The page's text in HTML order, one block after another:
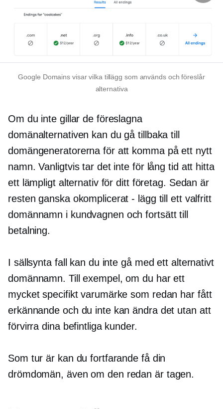
Google Domains visar vilka tillägg som används och föreslår
alternativa
Om du inte gillar de föreslagna
domänalternativen kan du gå tillbaka till
domängeneratorerna för att komma på ett nytt
namn. Vanligtvis tar det inte för lång tid att hitta
ett lämpligt alternativ för ditt företag. Sedan är
resten ganska okomplicerat - lägg till ett valfritt
domännamn i kundvagnen och fortsätt till
betalning.
I sällsynta fall kan du inte gå med ett alternativt
domännamn. Till exempel, om du har ett
mycket specifikt varumärke som redan har fått
erkännande och du inte kan ändra det utan att
förvirra dina befintliga kunder.
Som tur är kan du fortfarande få din
drömdomän, även om den redan är tagen.